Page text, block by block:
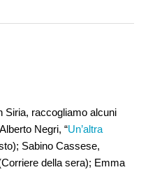
Siria, raccogliamo alcuni
Negri, “Un’altra
Sabino Cassese,
della sera); Emma